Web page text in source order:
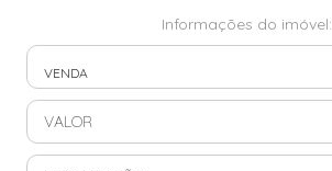
Informações do imóvel:
VENDA